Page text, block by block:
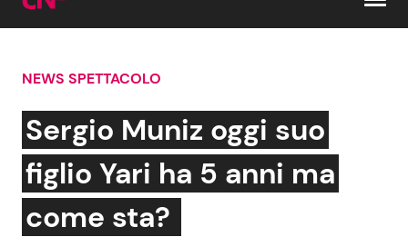
Cerca:
News e Cronaca
Attualità Italiana
Gossip e TV
Bellezze VIP
NEWS SPETTACOLO
Sergio Muniz oggi suo
figlio Yari ha 5 anni ma
come sta?